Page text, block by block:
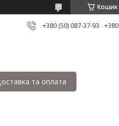
Кошик
+380 (50) 087-37-93
та оплата